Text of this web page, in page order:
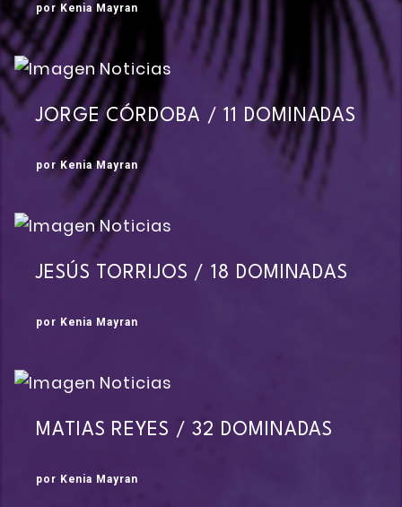
por Kenia Mayran
JORGE CÓRDOBA / 11 DOMINADAS
por Kenia Mayran
JESÚS TORRIJOS / 18 DOMINADAS
por Kenia Mayran
MATIAS REYES / 32 DOMINADAS
por Kenia Mayran